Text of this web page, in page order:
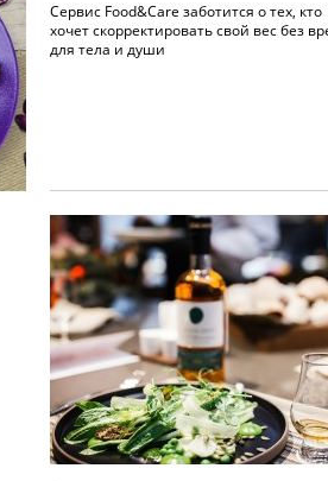
Сервис Food&Care заботится о тех, кто
хочет скорректировать свой вес без
для тела и души